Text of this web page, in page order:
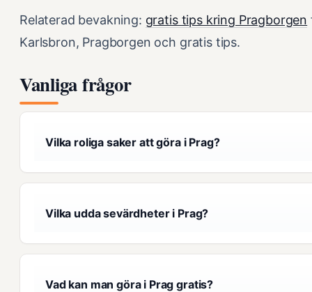
Relaterad bevakning: gratis tips kring Pragborgen
Karlsbron, Pragborgen och gratis tips.
Vanliga frågor
Vilka roliga saker att göra i Prag?
Vilka udda sevärdheter i Prag?
Vad kan man göra i Prag gratis?